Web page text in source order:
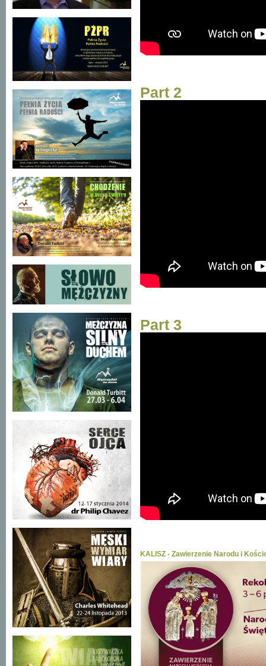
Part 2
Part 3
KALISZ - Zawierzenie Narodu i